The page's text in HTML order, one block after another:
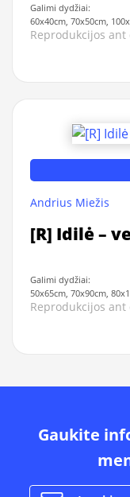
Galimi dydžiai:
60x40cm, 70x50cm,
Reprodukcijos ant
Andrius Miežis
[R] Idilė –
Galimi dydžiai:
50x65cm, 70x90cm,
Reprodukcijos ant
Gaukite